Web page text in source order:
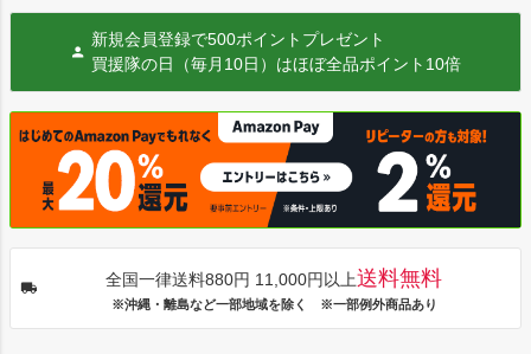
新規会員登録で500ポイントプレゼント
買援隊の日（毎月10日）はほぼ全品ポイント10倍
全国一律送料880円 11,000円以上送料無料
※沖縄・離島など一部地域を除く ※一部例外商品あり